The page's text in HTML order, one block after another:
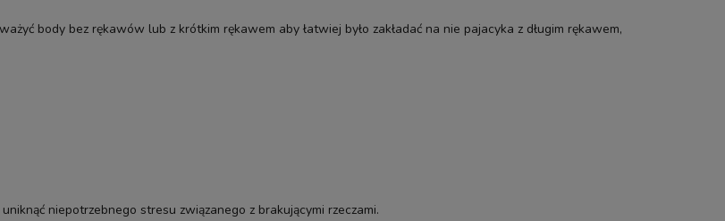
body bez rękawów lub z krótkim rękawem aby łatwiej było zakładać na nie pajacyka z długim rękawem,
niepotrzebnego stresu związanego z brakującymi rzeczami.